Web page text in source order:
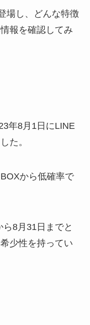
場し、どんな特徴
報を確認してみ
年8月1日にLINE
た。
から低確率で
8月31日までと
少性を持ってい